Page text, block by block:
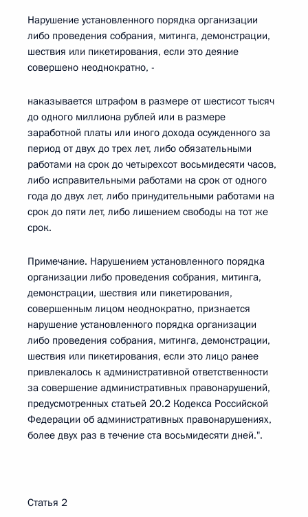
Нарушение установленного порядка организации
либо проведения собрания, митинга, демонстрации,
шествия или пикетирования, если это деяние
совершено неоднократно, -
наказывается штрафом в размере от шестисот тысяч
до одного миллиона рублей или в размере
заработной платы или иного дохода осужденного за
период от двух до трех лет, либо обязательными
работами на срок до четырехсот восьмидесяти часов,
либо исправительными работами на срок от одного
года до двух лет, либо принудительными работами на
срок до пяти лет, либо лишением свободы на тот же
срок.
Примечание. Нарушением установленного порядка
организации либо проведения собрания, митинга,
демонстрации, шествия или пикетирования,
совершенным лицом неоднократно, признается
нарушение установленного порядка организации
либо проведения собрания, митинга, демонстрации,
шествия или пикетирования, если это лицо ранее
привлекалось к административной ответственности
за совершение административных правонарушений,
предусмотренных статьей 20.2 Кодекса Российской
Федерации об административных правонарушениях,
более двух раз в течение ста восьмидесяти дней.".
Статья 2